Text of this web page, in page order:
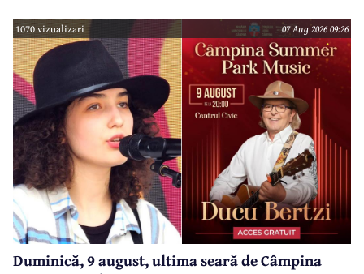
1070 vizualizari 07 Aug 2026 09:26
Duminică, 9 august, ultima seară de Câmpina